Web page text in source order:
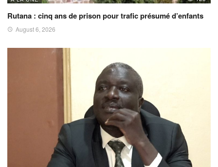
Rutana : cinq ans de prison pour trafic présumé d’enfants
August 6, 2026